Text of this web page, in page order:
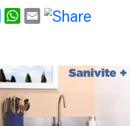
LinkedIn
WhatsApp
Email